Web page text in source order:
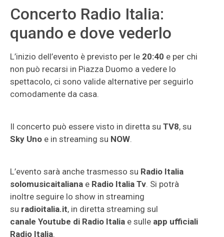
Concerto Radio Italia:
quando e dove vederlo
L’inizio dell’evento è previsto per le 20:40 e per chi
non può recarsi in Piazza Duomo a vedere lo
spettacolo, ci sono valide alternative per seguirlo
comodamente da casa.
Il concerto può essere visto in diretta su TV8, su
Sky Uno e in streaming su NOW.
L’evento sarà anche trasmesso su Radio Italia
solomusicaitaliana e Radio Italia Tv. Si potrà
inoltre seguire lo show in streaming
su radioitalia.it, in diretta streaming sul
canale Youtube di Radio Italia e sulle app ufficiali
Radio Italia.